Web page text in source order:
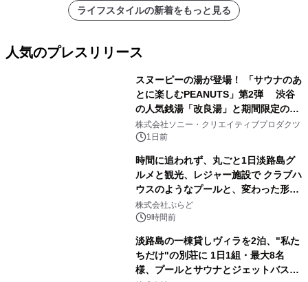
ライフスタイルの新着をもっと見る
人気のプレスリリース
スヌーピーの湯が登場！ 「サウナのあ
とに楽しむPEANUTS」第2弾 渋谷
の人気銭湯「改良湯」と期間限定のコ
ラボレーション サウナイキタイコラ
ボグッズも発売決定！
株式会社ソニー・クリエイティブプロダクツ
1日前
時間に追われず、丸ごと1日淡路島グ
ルメと観光、レジャー施設で クラブハ
ウスのようなプールと、変わった形の
サウナも 「THE BOXY AWAJI」のお
得な素泊まり連泊プランで
株式会社ぷらど
9時間前
淡路島の一棟貸しヴィラを2泊、"私た
ちだけ"の別荘に 1日1組・最大8名
様、プールとサウナとジェットバス付